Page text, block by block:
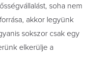
soha nem
akkor legyünk
sokszor csak egy
elkerülje a